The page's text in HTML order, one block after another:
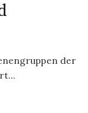
der